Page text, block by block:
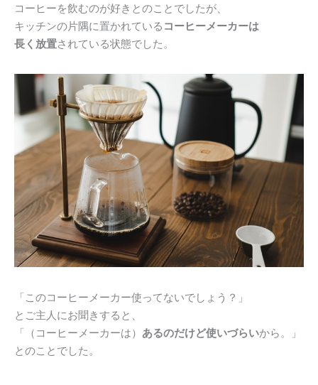
コーヒーを飲むのが好きとのことでしたが、
キッチンの片隅に置かれている コーヒーメーカーは
長く放置されている状態でした。
「このコーヒーメーカー使ってないでしょう？」
とご主人にお聞きすると、
「（コーヒーメーカーは） あるのだけど使いづらいから。」
とのことでした。